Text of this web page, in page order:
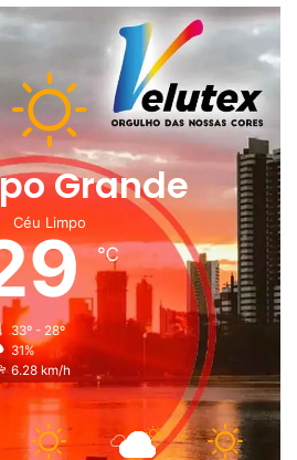
Grande
Céu Limpo
℃
33º - 28º
31%
6.28 km/h